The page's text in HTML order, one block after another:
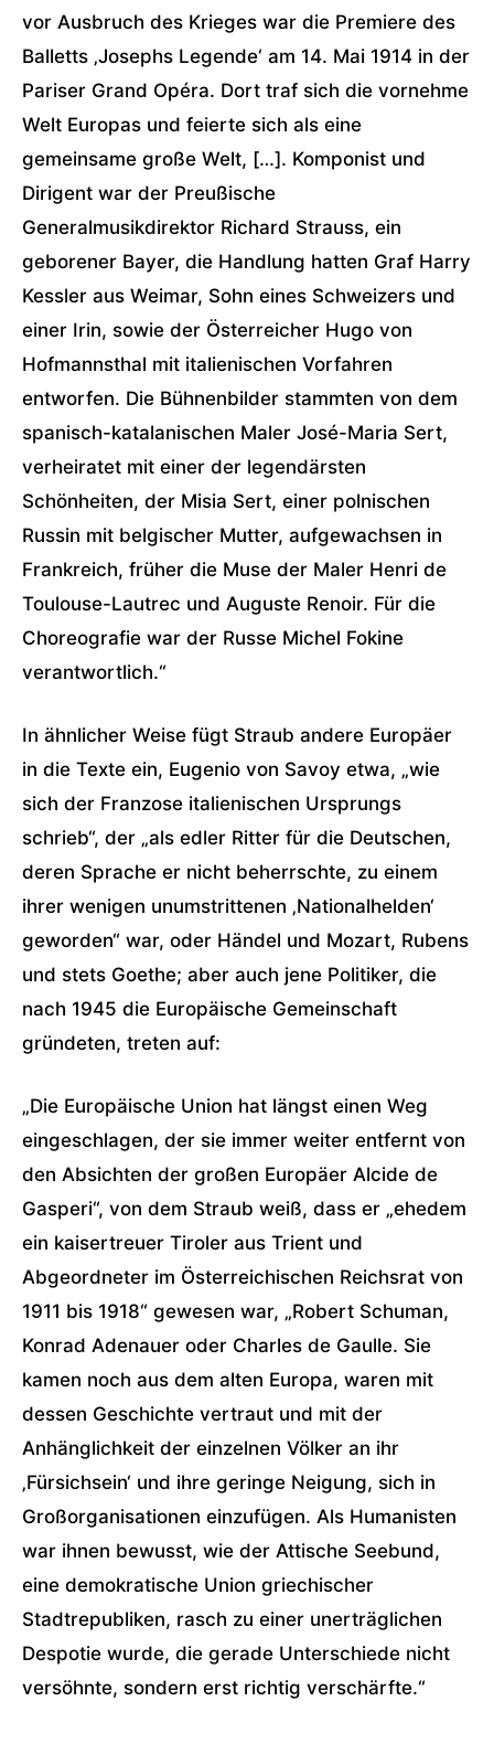
vor Ausbruch des Krieges war die Premiere des
Balletts ‚Josephs Legende‘ am 14. Mai 1914 in der
Pariser Grand Opéra. Dort traf sich die vornehme
Welt Europas und feierte sich als eine
gemeinsame große Welt, […]. Komponist und
Dirigent war der Preußische
Generalmusikdirektor Richard Strauss, ein
geborener Bayer, die Handlung hatten Graf Harry
Kessler aus Weimar, Sohn eines Schweizers und
einer Irin, sowie der Österreicher Hugo von
Hofmannsthal mit italienischen Vorfahren
entworfen. Die Bühnenbilder stammten von dem
spanisch-katalanischen Maler José-Maria Sert,
verheiratet mit einer der legendärsten
Schönheiten, der Misia Sert, einer polnischen
Russin mit belgischer Mutter, aufgewachsen in
Frankreich, früher die Muse der Maler Henri de
Toulouse-Lautrec und Auguste Renoir. Für die
Choreografie war der Russe Michel Fokine
verantwortlich.“
In ähnlicher Weise fügt Straub andere Europäer
in die Texte ein, Eugenio von Savoy etwa, „wie
sich der Franzose italienischen Ursprungs
schrieb“, der „als edler Ritter für die Deutschen,
deren Sprache er nicht beherrschte, zu einem
ihrer wenigen unumstrittenen ‚Nationalhelden‘
geworden“ war, oder Händel und Mozart, Rubens
und stets Goethe; aber auch jene Politiker, die
nach 1945 die Europäische Gemeinschaft
gründeten, treten auf:
„Die Europäische Union hat längst einen Weg
eingeschlagen, der sie immer weiter entfernt von
den Absichten der großen Europäer Alcide de
Gasperi“, von dem Straub weiß, dass er „ehedem
ein kaisertreuer Tiroler aus Trient und
Abgeordneter im Österreichischen Reichsrat von
1911 bis 1918“ gewesen war, „Robert Schuman,
Konrad Adenauer oder Charles de Gaulle. Sie
kamen noch aus dem alten Europa, waren mit
dessen Geschichte vertraut und mit der
Anhänglichkeit der einzelnen Völker an ihr
‚Fürsichsein‘ und ihre geringe Neigung, sich in
Großorganisationen einzufügen. Als Humanisten
war ihnen bewusst, wie der Attische Seebund,
eine demokratische Union griechischer
Stadtrepubliken, rasch zu einer unerträglichen
Despotie wurde, die gerade Unterschiede nicht
versöhnte, sondern erst richtig verschärfte.“